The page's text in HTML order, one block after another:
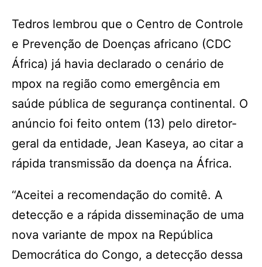
Tedros lembrou que o Centro de Controle
e Prevenção de Doenças africano (CDC
África) já havia declarado o cenário de
mpox na região como emergência em
saúde pública de segurança continental. O
anúncio foi feito ontem (13) pelo diretor-
geral da entidade, Jean Kaseya, ao citar a
rápida transmissão da doença na África.
“Aceitei a recomendação do comitê. A
detecção e a rápida disseminação de uma
nova variante de mpox na República
Democrática do Congo, a detecção dessa